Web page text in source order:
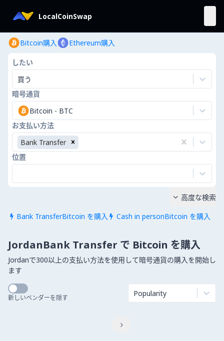
LocalCoinSwap
Bitcoin購入 Ethereum購入
したい
買う
暗号通貨
Bitcoin - BTC
お支払い方法
Bank Transfer
位置
 Bank TransferBitcoin を購入  Cash in personBitcoin を購入
 高度な検索
JordanBank Transfer で Bitcoin を購入
Jordanで300以上の支払い方法を使用して暗号通貨の購入を開始し
ます
新しいベンダーを隠す Popularity
